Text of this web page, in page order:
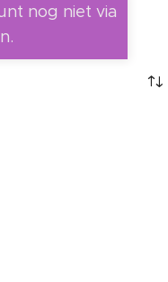
nog niet via